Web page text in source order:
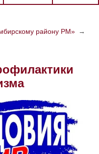
району РМ» →